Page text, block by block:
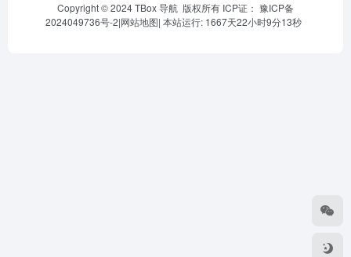
Copyright © 2024 TBox 导航 版权所有 ICP证： 豫ICP备
2024049736号-2|网站地图| 本站运行: 1667天22小时9分13秒